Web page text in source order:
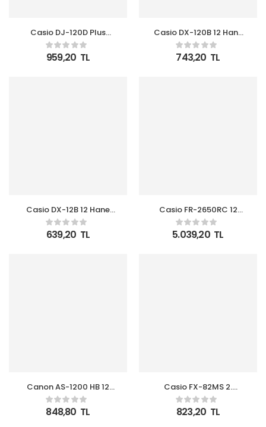
Casio DJ-120D Plus
İşlem Kontrollü 12 Hane
Masa Üstü Hesap
Makinesi
959,20 TL
Casio DX-120B 12 Hane
Masa Üstü Hesap
Makinesi
743,20 TL
Casio DX-12B 12 Hane
Masa Üstü Hesap
Makinesi
639,20 TL
Casio FR-2650RC 12
Hane Şeritli Hesap
Makinesi
5.039,20 TL
Canon AS-1200 HB 12
Hane Siyah Masa Üstü
Hesap Makinesi
848,80 TL
Casio FX-82MS 2.
Versiyon Bilimsel
Fonksiyonlu Hesap
Makinesi
823,20 TL